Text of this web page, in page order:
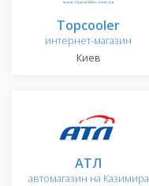
Topcooler
интернет-магазин
Киев
АТЛ
автомагазин на Казимира